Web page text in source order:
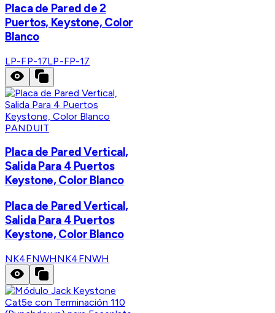
Placa de Pared de 2
Puertos, Keystone, Color
Blanco
LP-FP-17LP-FP-17
PANDUIT
Placa de Pared Vertical,
Salida Para 4 Puertos
Keystone, Color Blanco
Placa de Pared Vertical,
Salida Para 4 Puertos
Keystone, Color Blanco
NK4FNWHNK4FNWH